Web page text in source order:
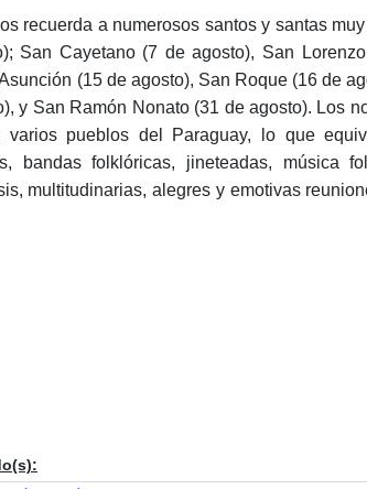
recuerda a numerosos santos y santas
San Cayetano (7 de agosto), San
(15 de agosto), San Roque (16 de
y San Ramón Nonato (31 de agosto). Los
varios pueblos del Paraguay, lo que
bandas folklóricas, jineteadas, música
multitudinarias, alegres y emotivas